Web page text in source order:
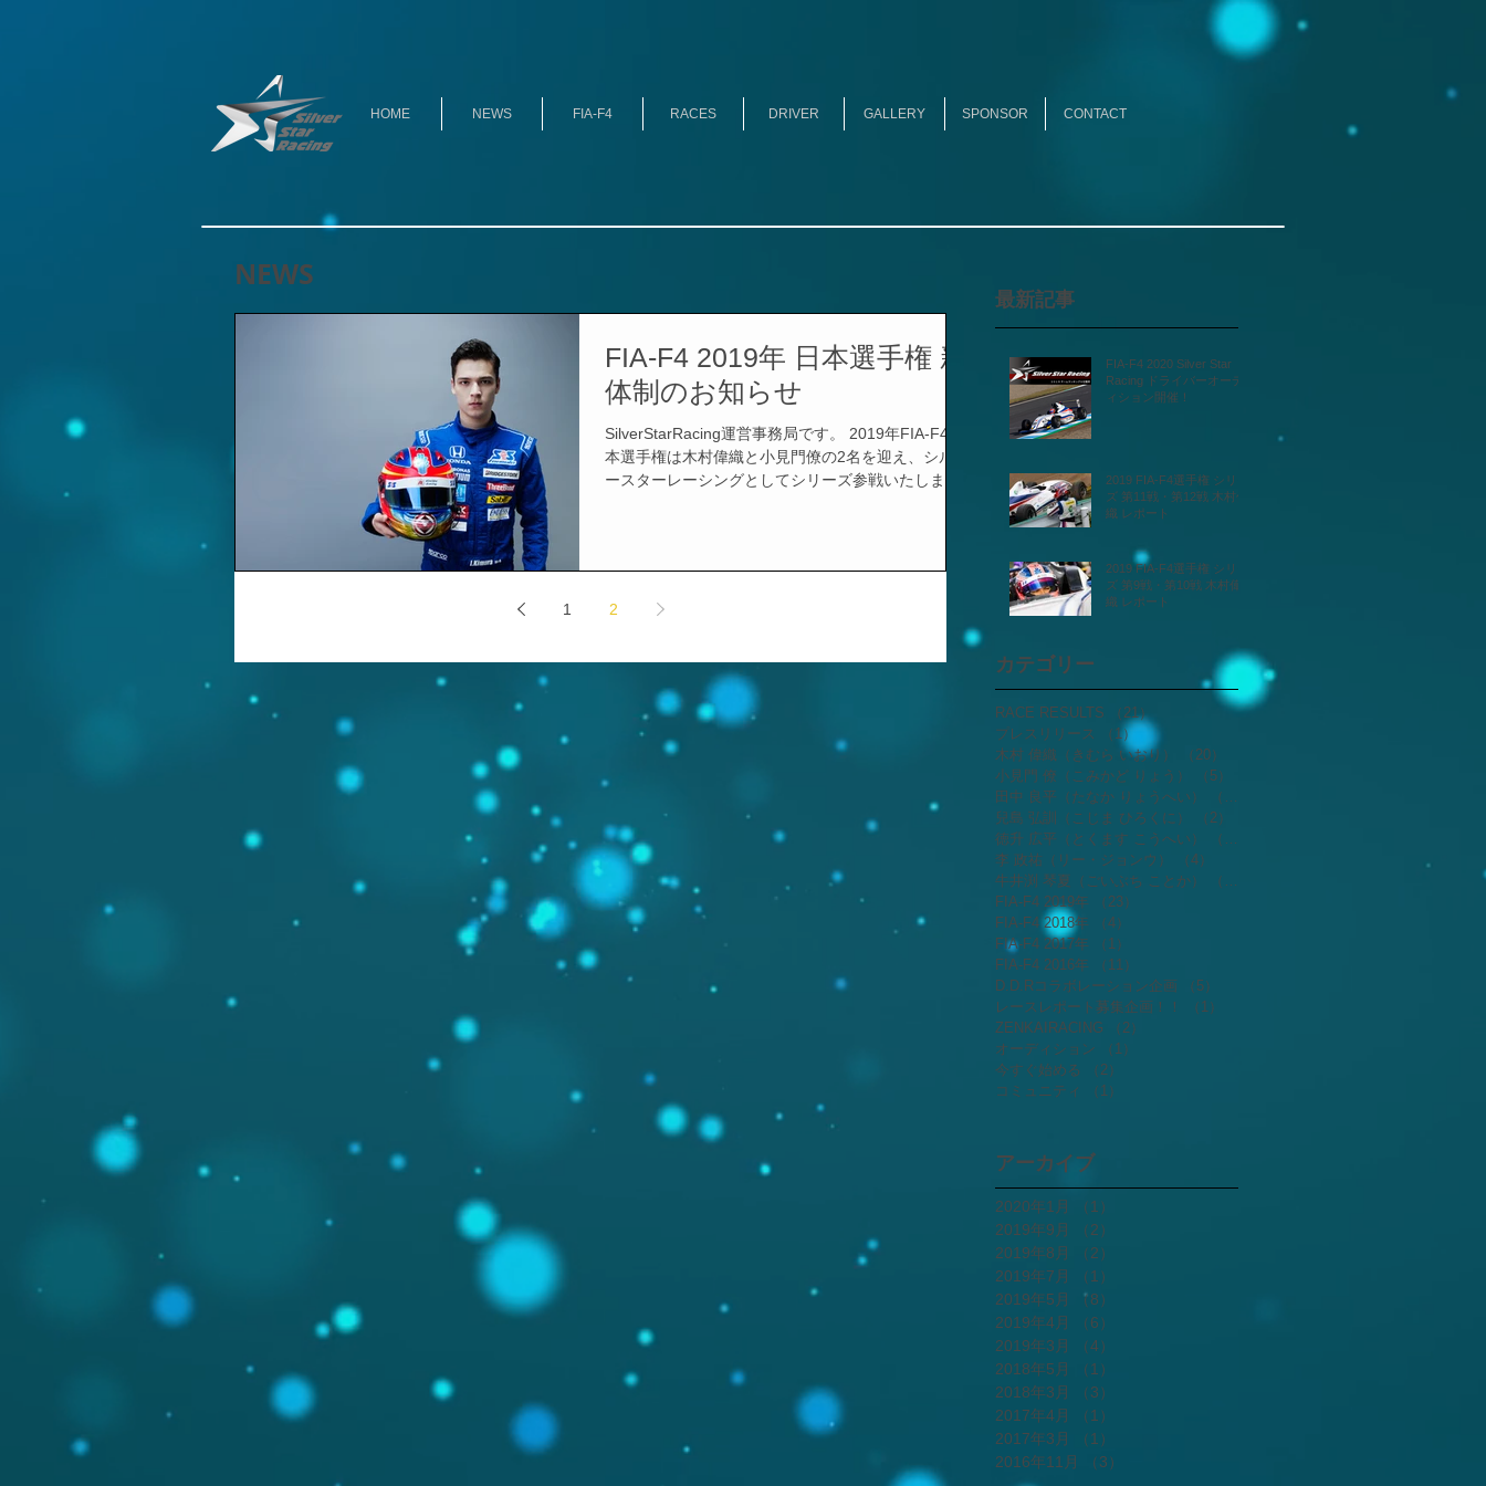
HOME NEWS FIA-F4 RACES DRIVER GALLERY SPONSOR CONTACT
NEWS
FIA-F4 2019年 日本選手権 新
体制のお知らせ
SilverStarRacing運営事務局です。 2019年FIA-F4日
本選手権は木村偉織と小見門僚の2名を迎え、シルバ
ースターレーシングとしてシリーズ参戦いたしま
1 2
最新記事
FIA-F4 2020 Silver Star
Racing ドライバーオーデ
ィション開催！
2019 FIA-F4選手権 シリー
ズ 第11戦・第12戦 木村偉
織 レポート
2019 FIA-F4選手権 シリー
ズ 第9戦・第10戦 木村偉
織 レポート
カテゴリー
RACE RESULTS （21）
プレスリリース
（1）
1件の記事
木村 偉織（きむら いおり）
（20）
小見門 僚（こみかど りょう）
（5）
田中 良平（たなか りょうへい）
（2）
兒島 弘訓（こじま ひろくに）
（2）
徳升 広平（とくます こうへい）
（3）
李 政祐（リー・ジョンウ）
（4）
牛井渕 琴夏（ごいぶち ことか）
（4）
FIA-F4 2019年
（23）
FIA-F4 2018年
（4）
FIA-F4 2017年
（1）
FIA-F4 2016年
（11）
D.D.Rコラボレーション企画
（5）
レースレポート募集企画！！
（1）
ZENKAIRACING
（2）
オーディション
（1）
今すぐ始める
（2）
コミュニティ
（1）
アーカイブ
2020年1月 （1）
2019年9月
（2）
2019年8月
（2）
2019年7月
（1）
2019年5月
（8）
2019年4月
（6）
2019年3月
（4）
2018年5月
（1）
2018年3月
（3）
2017年4月
（1）
2017年3月
（1）
2016年11月
（3）